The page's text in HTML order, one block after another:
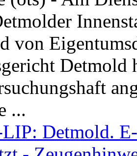
von
Detmold
...
Detmold.